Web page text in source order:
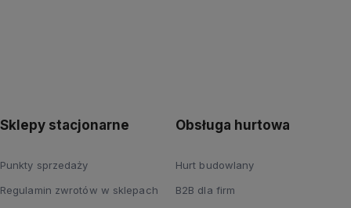
Sklepy stacjonarne
Punkty sprzedaży
Regulamin zwrotów w sklepach
Obsługa hurtowa
Hurt budowlany
B2B dla firm